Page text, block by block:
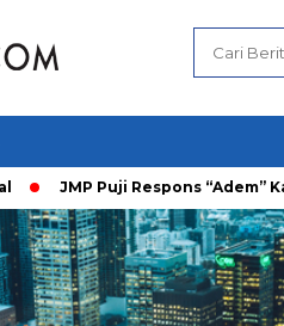
JMP Puji Respons “Adem”